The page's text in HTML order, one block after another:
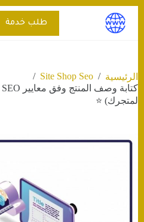
التجاوز
المحتوى
طلب خدمة
الرئيسية /
Site Shop Seo
/
لمتجرك) ⭐️